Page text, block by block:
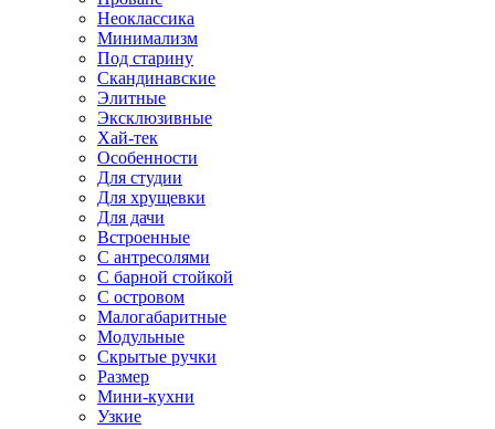
Неоклассика
Минимализм
Под старину
Скандинавские
Элитные
Эксклюзивные
Хай-тек
Особенности
Для студии
Для хрущевки
Для дачи
Встроенные
С антресолями
С барной стойкой
С островом
Малогабаритные
Модульные
Скрытые ручки
Размер
Мини-кухни
Узкие